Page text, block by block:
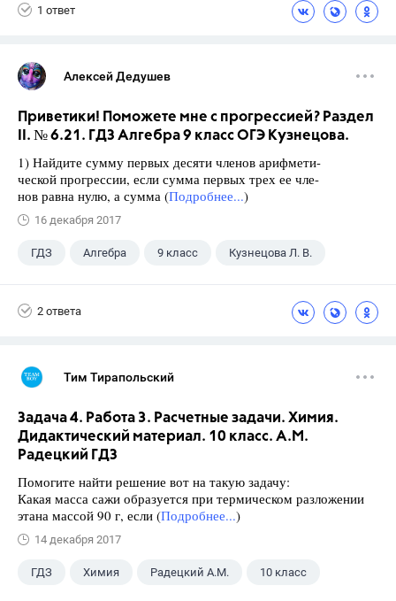
1 ответ
Алексей Дедушев
Приветики! Поможете мне с прогрессией? Раздел
II. № 6.21. ГДЗ Алгебра 9 класс ОГЭ Кузнецова.
1) Найдите сумму первых десяти членов арифмети-
ческой прогрессии, если сумма первых трех ее чле-
нов равна нулю, а сумма (Подробнее...)
16 декабря 2017
ГДЗ Алгебра 9 класс Кузнецова Л. В.
2 ответа
Тим Тирапольский
Задача 4. Работа 3. Расчетные задачи. Химия.
Дидактический материал. 10 класс. А.М.
Радецкий ГДЗ
Помогите найти решение вот на такую задачу:
Какая масса сажи образуется при термическом разложении
этана массой 90 г, если (Подробнее...)
14 декабря 2017
ГДЗ Химия Радецкий А.М. 10 класс